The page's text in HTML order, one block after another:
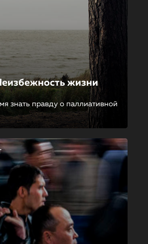
жизни
знать правду о паллиативной